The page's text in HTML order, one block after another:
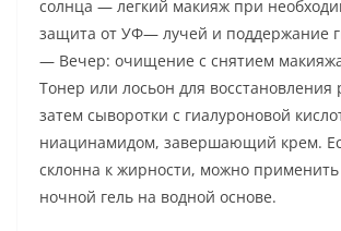
солнца — легкий макияж при
защита от УФ— лучей и поддержание
— Вечер: очищение с снятием
Тонер или лосьон для восстановления
затем сыворотки с гиалуроновой
ниацинамидом, завершающий крем.
склонна к жирности, можно применить
ночной гель на водной основе.